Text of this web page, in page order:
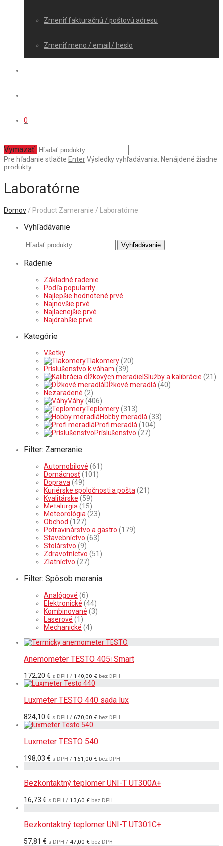
Zmeniť fakturačnú / poštovú adresu
Zmeniť meno / email / heslo
0
Vymazať
Pre hľadanie stlačte EnterVýsledky vyhľadávania: Nenájdené žiadne
produkty.
Laboratórne
Domov / Product Zameranie / Laboratórne
Vyhľadávanie
Hľadať: Vyhľadávanie
Radenie
Základné radenie
Podľa popularity
Najlepšie hodnotené prvé
Najnovšie prvé
Najlacnejšie prvé
Najdrahšie prvé
Kategórie
Všetky
Tlakomery(20)
Príslušenstvo k váham (39)
Služby a kalibrácie (21)
Dĺžkové meradlá (40)
Nezaradené (2)
Váhy(406)
Teplomery(313)
Hobby meradlá (33)
Profi meradlá (104)
Príslušenstvo (27)
Filter: Zameranie
Automobilové (61)
Domácnosť(101)
Doprava (49)
Kuriérske spoločnosti a pošta (21)
Kvalitárske (59)
Metalurgia (15)
Meteorológia (23)
Obchod (127)
Potravinárstvo a gastro (179)
Stavebníctvo (63)
Stolárstvo (9)
Zdravotníctvo (51)
Zlatníctvo (27)
Filter: Spôsob merania
Analógové (6)
Elektronické (44)
Kombinované (3)
Laserové (1)
Mechanické (4)
Anemometer TESTO 405i Smart
172,20 € s DPH / 140,00 € bez DPH
Luxmeter TESTO 440 sada lux
824,10 € s DPH / 670,00 € bez DPH
Luxmeter TESTO 540
198,03 € s DPH / 161,00 € bez DPH
Bezkontaktný teplomer UNI-T UT300A+
16,73 € s DPH / 13,60 € bez DPH
Bezkontaktný teplomer UNI-T UT301C+
57,81 € s DPH / 47,00 € bez DPH